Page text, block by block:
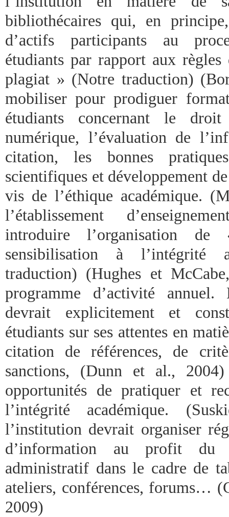
bibliothécaires qui, en
d’actifs participants au
étudiants par rapport aux
plagiat » (Notre traduction)
mobiliser pour prodiguer
étudiants concernant le
numérique, l’évaluation de
citation, les bonnes
scientifiques et développement
vis de l’éthique académique.
l’établissement
introduire l’organisation
sensibilisation à l’intégrité
traduction) (Hughes et
programme d’activité annuel.
devrait explicitement et
étudiants sur ses attentes en
citation de références, de
sanctions, (Dunn et al.,
opportunités de pratiquer et
l’intégrité académique.
l’institution devrait organiser
d’information au profit du
administratif dans le cadre de
ateliers, conférences, forums…
2009)